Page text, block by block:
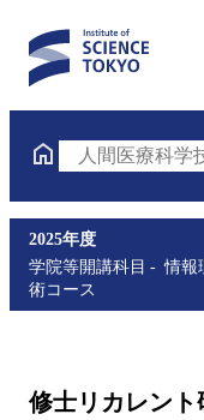
人間医療科学
2025年度
学院等開講科目
情報
術コース
修士リカレント